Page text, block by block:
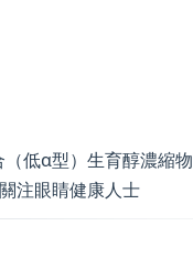
（低α型）生育醇濃縮物
注眼睛健康人士